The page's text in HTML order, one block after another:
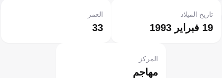
19 فبراير 1993
تاريخ الميلاد
33
العمر
مهاجم
المركز